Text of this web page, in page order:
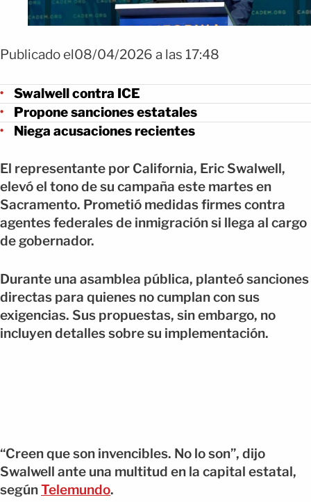
Publicado el08/04/2026 a las 17:48
Swalwell contra ICE
Propone sanciones estatales
Niega acusaciones recientes
El representante por California, Eric Swalwell,
elevó el tono de su campaña este martes en
Sacramento. Prometió medidas firmes contra
agentes federales de inmigración si llega al cargo
de gobernador.
Durante una asamblea pública, planteó sanciones
directas para quienes no cumplan con sus
exigencias. Sus propuestas, sin embargo, no
incluyen detalles sobre su implementación.
“Creen que son invencibles. No lo son”, dijo
Swalwell ante una multitud en la capital estatal,
segúnTelemundo.